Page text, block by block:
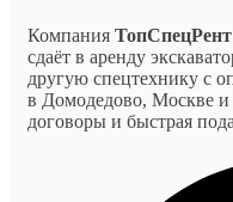
Компания ТопСпецРент
сдаёт в аренду
другую спецтехнику с
в Домодедово, Москве
договоры и быстрая